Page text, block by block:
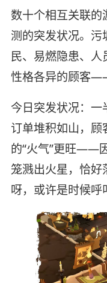
数十个相互关联
测的突发状况。
民、易燃隐患、人
性格各异的顾客
今日突发状况：一
订单堆积如山，
的“火气”更旺——
笼溅出火星，恰好
呀，或许是时候